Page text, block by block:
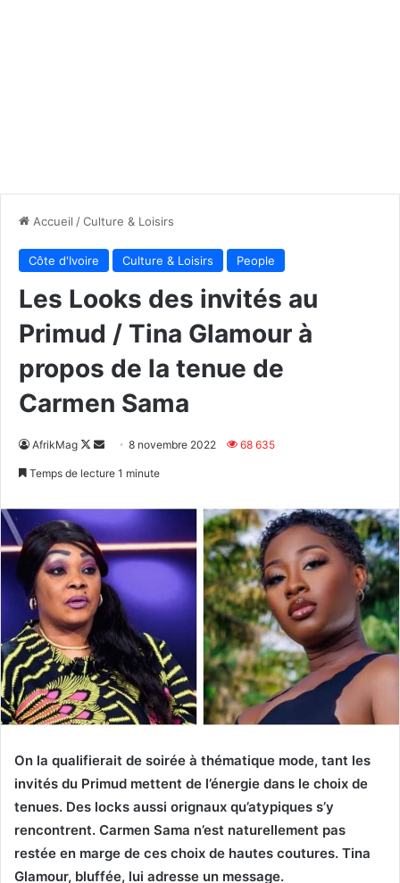
Accueil /Culture & Loisirs
Côte d'Ivoire Culture & Loisirs People
Les Looks des invités au
Primud / Tina Glamour à
propos de la tenue de
Carmen Sama
AfrikMag
Follow
Envoyer8 novembre 2022 68 635
Temps de lecture 1 minute
On la qualifierait de soirée à thématique mode, tant les
invités du Primud mettent de l’énergie dans le choix de
tenues. Des locks aussi orignaux qu’atypiques s’y
rencontrent. Carmen Sama n’est naturellement pas
restée en marge de ces choix de hautes coutures. Tina
Glamour, bluffée, lui adresse un message.